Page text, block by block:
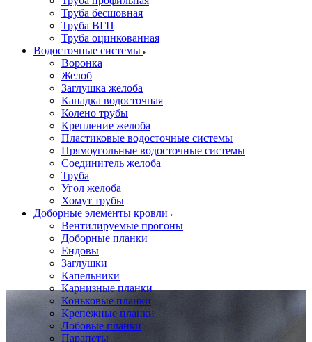
Труба бесшовная
Труба ВГП
Труба оцинкованная
Водосточные системы
Воронка
Желоб
Заглушка желоба
Канадка водосточная
Колено трубы
Крепление желоба
Пластиковые водосточные системы
Прямоугольные водосточные системы
Соединитель желоба
Труба
Угол желоба
Хомут трубы
Доборные элементы кровли
Вентилируемые прогоны
Доборные планки
Ендовы
Заглушки
Капельники
Карнизные планки
Коньковые планки
Крепежные планки
Лобовые планки
Парапеты